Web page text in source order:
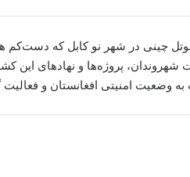
پروژه‌ها و نهادهای این
به وضعیت امنیتی افغانستان و